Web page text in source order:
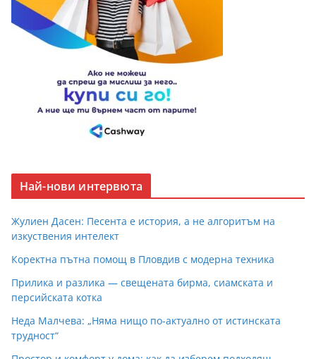
Най-нови интервюта
Жулиен Дасен: Песента е история, а не алгоритъм на
изкуствения интелект
Коректна пътна помощ в Пловдив с модерна техника
Прилика и разлика — свещената бирма, сиамската и
персийската котка
Неда Малчева: „Няма нищо по-актуално от истинската
трудност“